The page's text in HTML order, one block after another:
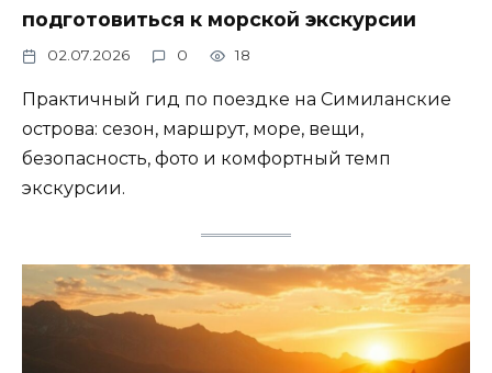
подготовиться к морской экскурсии
02.07.2026 0 18
Практичный гид по поездке на Симиланские
острова: сезон, маршрут, море, вещи,
безопасность, фото и комфортный темп
экскурсии.